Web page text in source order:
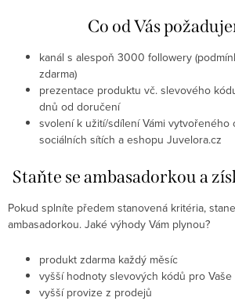
Co od Vás
kanál s alespoň 3000 followery
zdarma)
prezentace produktu vč. slevového
dnů od doručení
svolení k užití/sdílení Vámi vytvořeného
sociálních sítích a eshopu Juvelora.cz
Staňte se ambasadorkou a
Pokud splníte předem stanovená kritéria,
ambasadorkou. Jaké výhody Vám plynou?
produkt zdarma každý měsíc
vyšší hodnoty slevových kódů pro
vyšší provize z prodejů